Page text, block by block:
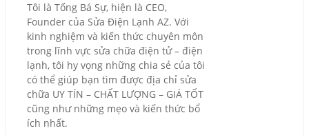
Tôi là Tống Bá Sự, hiện là CEO,
Founder của Sửa Điện Lạnh AZ. Với
kinh nghiệm và kiến thức chuyên môn
trong lĩnh vực sửa chữa điện tử – điện
lạnh, tôi hy vọng những chia sẻ của tôi
có thể giúp bạn tìm được địa chỉ sửa
chữa UY TÍN – CHẤT LƯỢNG – GIÁ TỐT
cũng như những mẹo và kiến thức bổ
ích nhất.